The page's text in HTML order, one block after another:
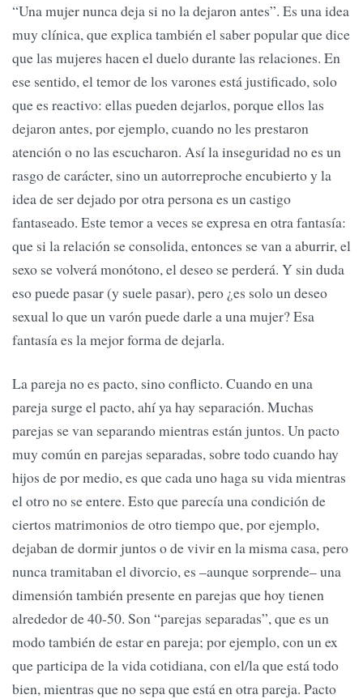
“Una mujer nunca deja si no la dejaron antes”. Es una idea
muy clínica, que explica también el saber popular que dice
que las mujeres hacen el duelo durante las relaciones. En
ese sentido, el temor de los varones está justificado, solo
que es reactivo: ellas pueden dejarlos, porque ellos las
dejaron antes, por ejemplo, cuando no les prestaron
atención o no las escucharon. Así la inseguridad no es un
rasgo de carácter, sino un autorreproche encubierto y la
idea de ser dejado por otra persona es un castigo
fantaseado. Este temor a veces se expresa en otra fantasía:
que si la relación se consolida, entonces se van a aburrir, el
sexo se volverá monótono, el deseo se perderá. Y sin duda
eso puede pasar (y suele pasar), pero ¿es solo un deseo
sexual lo que un varón puede darle a una mujer? Esa
fantasía es la mejor forma de dejarla.
La pareja no es pacto, sino conflicto. Cuando en una
pareja surge el pacto, ahí ya hay separación. Muchas
parejas se van separando mientras están juntos. Un pacto
muy común en parejas separadas, sobre todo cuando hay
hijos de por medio, es que cada uno haga su vida mientras
el otro no se entere. Esto que parecía una condición de
ciertos matrimonios de otro tiempo que, por ejemplo,
dejaban de dormir juntos o de vivir en la misma casa, pero
nunca tramitaban el divorcio, es –aunque sorprende– una
dimensión también presente en parejas que hoy tienen
alrededor de 40-50. Son “parejas separadas”, que es un
modo también de estar en pareja; por ejemplo, con un ex
que participa de la vida cotidiana, con el/la que está todo
bien, mientras que no sepa que está en otra pareja. Pacto